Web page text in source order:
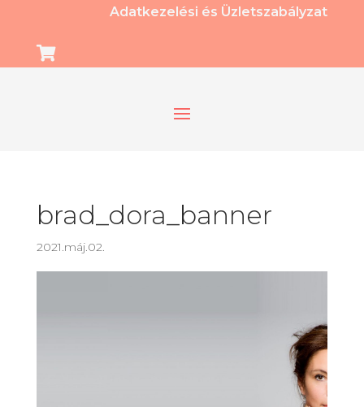
Adatkezelési és Üzletszabályzat

brad_dora_banner
2021.máj.02.